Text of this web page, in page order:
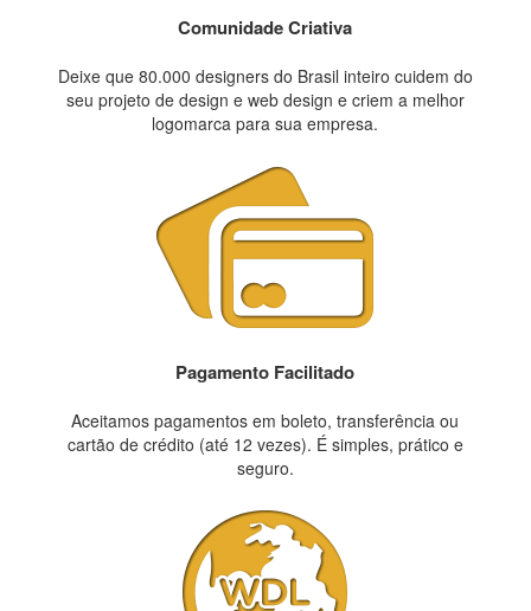
Comunidade Criativa
Deixe que 80.000 designers do Brasil inteiro cuidem do
seu projeto de design e web design e criem a melhor
logomarca para sua empresa.
Pagamento Facilitado
Aceitamos pagamentos em boleto, transferência ou
cartão de crédito (até 12 vezes). É simples, prático e
seguro.